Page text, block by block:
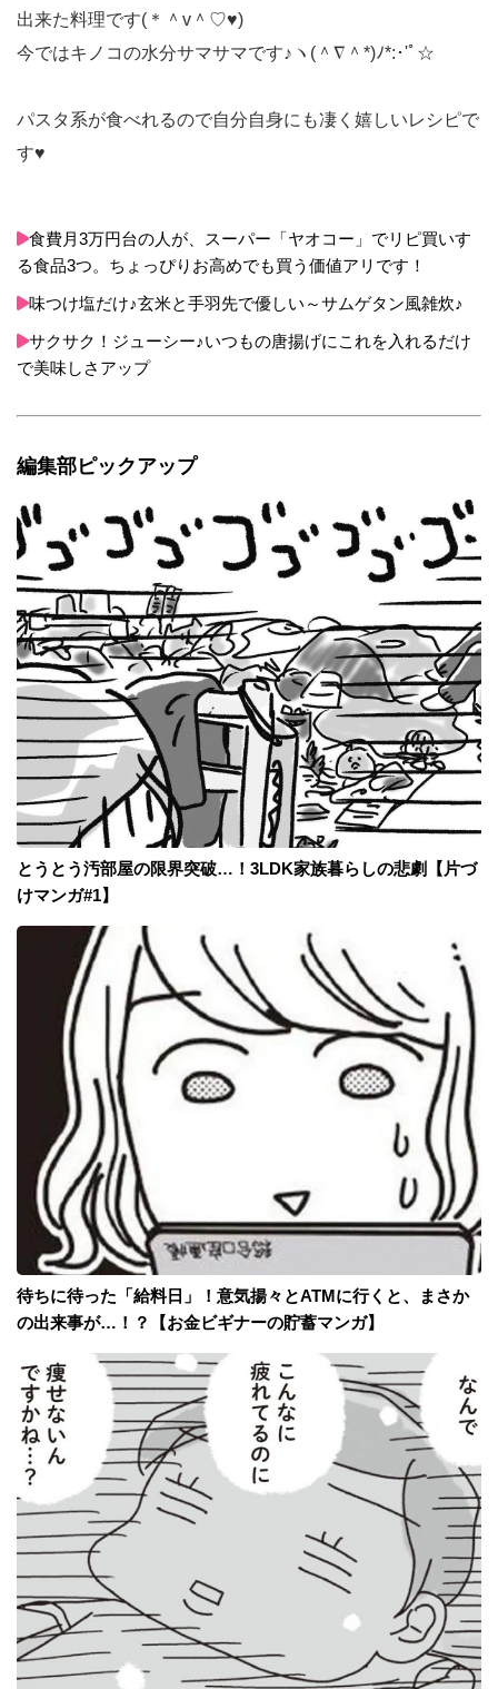
出来た料理です(＊＾v＾♡♥)
今ではキノコの水分サマサマです♪ヽ(＾∇＾*)ﾉ*:･'ﾟ☆
パスタ系が食べれるので自分自身にも凄く嬉しいレシピで
す♥
食費月3万円台の人が、スーパー「ヤオコー」でリピ買いす
る食品3つ。ちょっぴりお高めでも買う価値アリです！
味つけ塩だけ♪玄米と手羽先で優しい～サムゲタン風雑炊♪
サクサク！ジューシー♪いつもの唐揚げにこれを入れるだけ
で美味しさアップ
編集部ピックアップ
とうとう汚部屋の限界突破…！3LDK家族暮らしの悲劇【片づ
けマンガ#1】
待ちに待った「給料日」！意気揚々とATMに行くと、まさか
の出来事が…！？【お金ビギナーの貯蓄マンガ】